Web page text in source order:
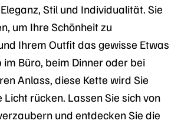
Stil und Individualität. Sie
um Ihre Schönheit zu
Ihrem Outfit das gewisse Etwas
im Büro, beim Dinner oder bei
Anlass, diese Kette wird Sie
rücken. Lassen Sie sich von
und entdecken Sie die